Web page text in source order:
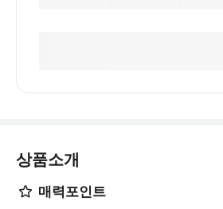
상품소개
매력포인트